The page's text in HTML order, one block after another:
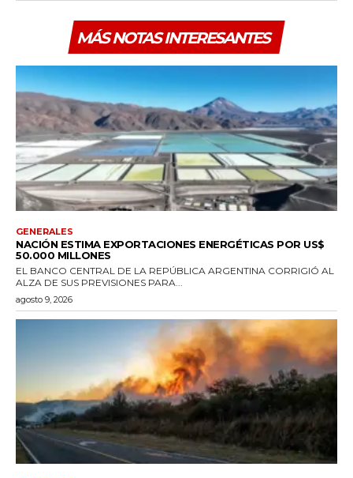
MÁS NOTAS INTERESANTES
GENERALES
NACIÓN ESTIMA EXPORTACIONES ENERGÉTICAS POR US$
50.000 MILLONES
EL BANCO CENTRAL DE LA REPÚBLICA ARGENTINA CORRIGIÓ AL
ALZA DE SUS PREVISIONES PARA...
agosto 9, 2026